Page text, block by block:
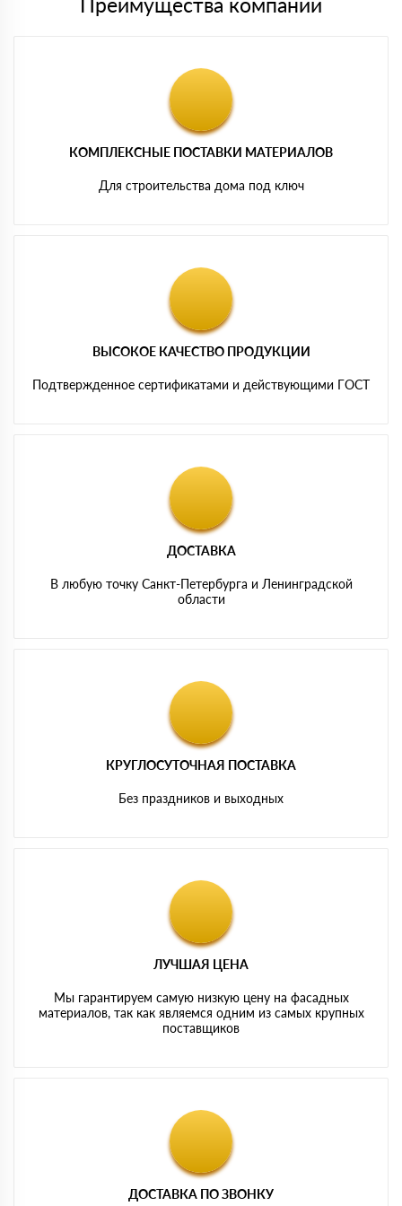
КОМПЛЕКСНЫЕ ПОСТАВКИ МАТЕРИАЛОВ
Для строительства дома под ключ
ВЫСОКОЕ КАЧЕСТВО ПРОДУКЦИИ
Подтвержденное сертификатами и действующими ГОСТ
ДОСТАВКА
В любую точку Санкт-Петербурга и Ленинградской
области
КРУГЛОСУТОЧНАЯ ПОСТАВКА
Без праздников и выходных
ЛУЧШАЯ ЦЕНА
Мы гарантируем самую низкую цену на фасадных
материалов, так как являемся одним из самых крупных
поставщиков
ДОСТАВКА ПО ЗВОНКУ